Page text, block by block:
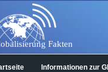
Fakten
Informationen zur